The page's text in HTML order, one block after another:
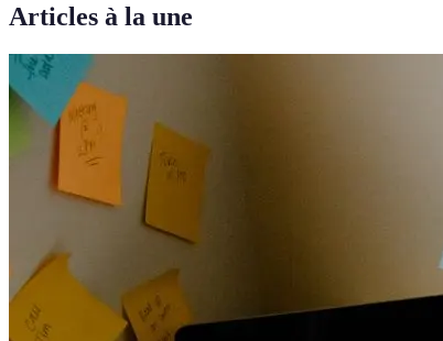
Articles à la une